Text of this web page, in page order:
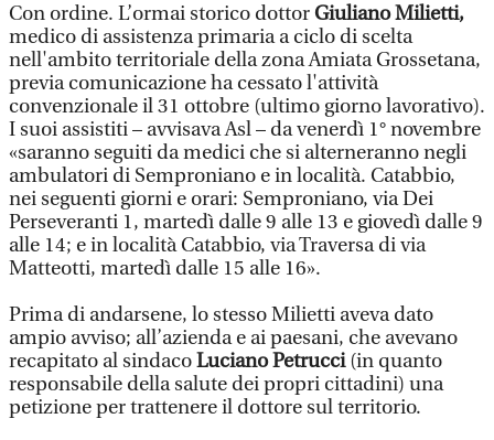
Con ordine. L’ormai storico dottorGiuliano Milietti,
medico di assistenza primaria a ciclo di scelta
nell'ambito territoriale della zona Amiata Grossetana,
previa comunicazione ha cessato l'attività
convenzionale il 31 ottobre (ultimo giorno lavorativo).
I suoi assistiti – avvisava Asl – da venerdì 1° novembre
«saranno seguiti da medici che si alterneranno negli
ambulatori di Semproniano e in località. Catabbio,
nei seguenti giorni e orari: Semproniano, via Dei
Perseveranti 1, martedì dalle 9 alle 13 e giovedì dalle 9
alle 14; e in località Catabbio, via Traversa di via
Matteotti, martedì dalle 15 alle 16».
Prima di andarsene, lo stesso Milietti aveva dato
ampio avviso; all’azienda e ai paesani, che avevano
recapitato al sindacoLuciano Petrucci(in quanto
responsabile della salute dei propri cittadini) una
petizione per trattenere il dottore sul territorio.